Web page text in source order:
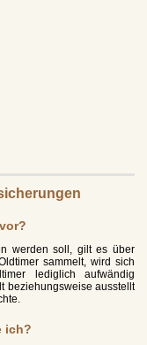
werden soll, gilt es über
sammelt, wird sich
lediglich aufwändig
beziehungsweise ausstellt
ich?